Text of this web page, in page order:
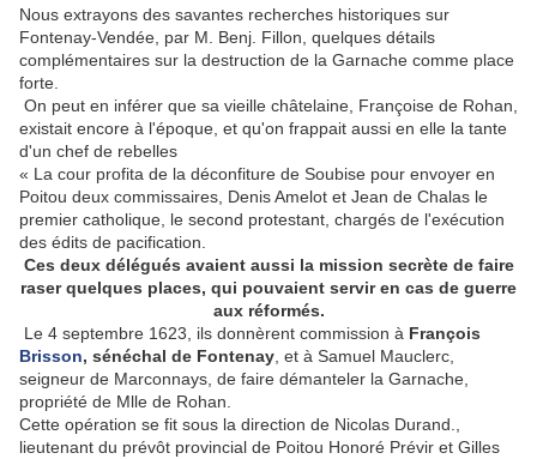
Nous extrayons des savantes recherches historiques sur
Fontenay-Vendée, par M. Benj. Fillon, quelques détails
complémentaires sur la destruction de la Garnache comme place
forte.
On peut en inférer que sa vieille châtelaine, Françoise de Rohan,
existait encore à l'époque, et qu'on frappait aussi en elle la tante
d'un chef de rebelles
« La cour profita de la déconfiture de Soubise pour envoyer en
Poitou deux commissaires, Denis Amelot et Jean de Chalas le
premier catholique, le second protestant, chargés de l'exécution
des édits de pacification.
Ces deux délégués avaient aussi la mission secrète de faire
raser quelques places, qui pouvaient servir en cas de guerre
aux réformés.
Le 4 septembre 1623, ils donnèrent commission à François
Brisson, sénéchal de Fontenay , et à Samuel Mauclerc,
seigneur de Marconnays, de faire démanteler la Garnache,
propriété de Mlle de Rohan.
Cette opération se fit sous la direction de Nicolas Durand.,
lieutenant du prévôt provincial de Poitou Honoré Prévir et Gilles